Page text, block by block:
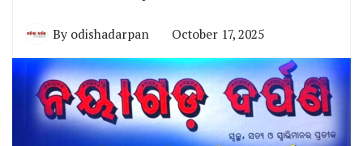
By odishadarpan October 17, 2025